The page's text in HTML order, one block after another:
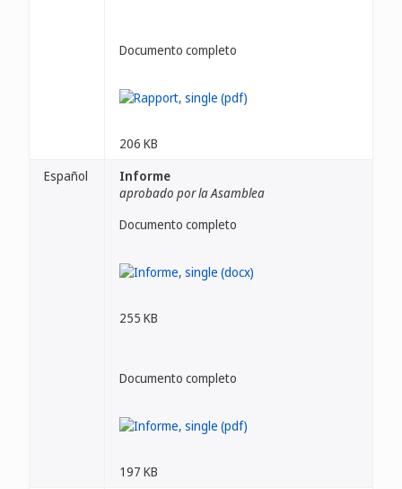
Documento completo
206 KB
Español
Informe
aprobado por la Asamblea
Documento completo
255 KB
Documento completo
197 KB